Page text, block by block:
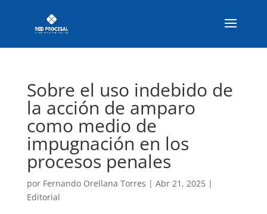
Sobre el uso indebido de
la acción de amparo
como medio de
impugnación en los
procesos penales
por Fernando Orellana Torres | Abr 21, 2025|
Editorial